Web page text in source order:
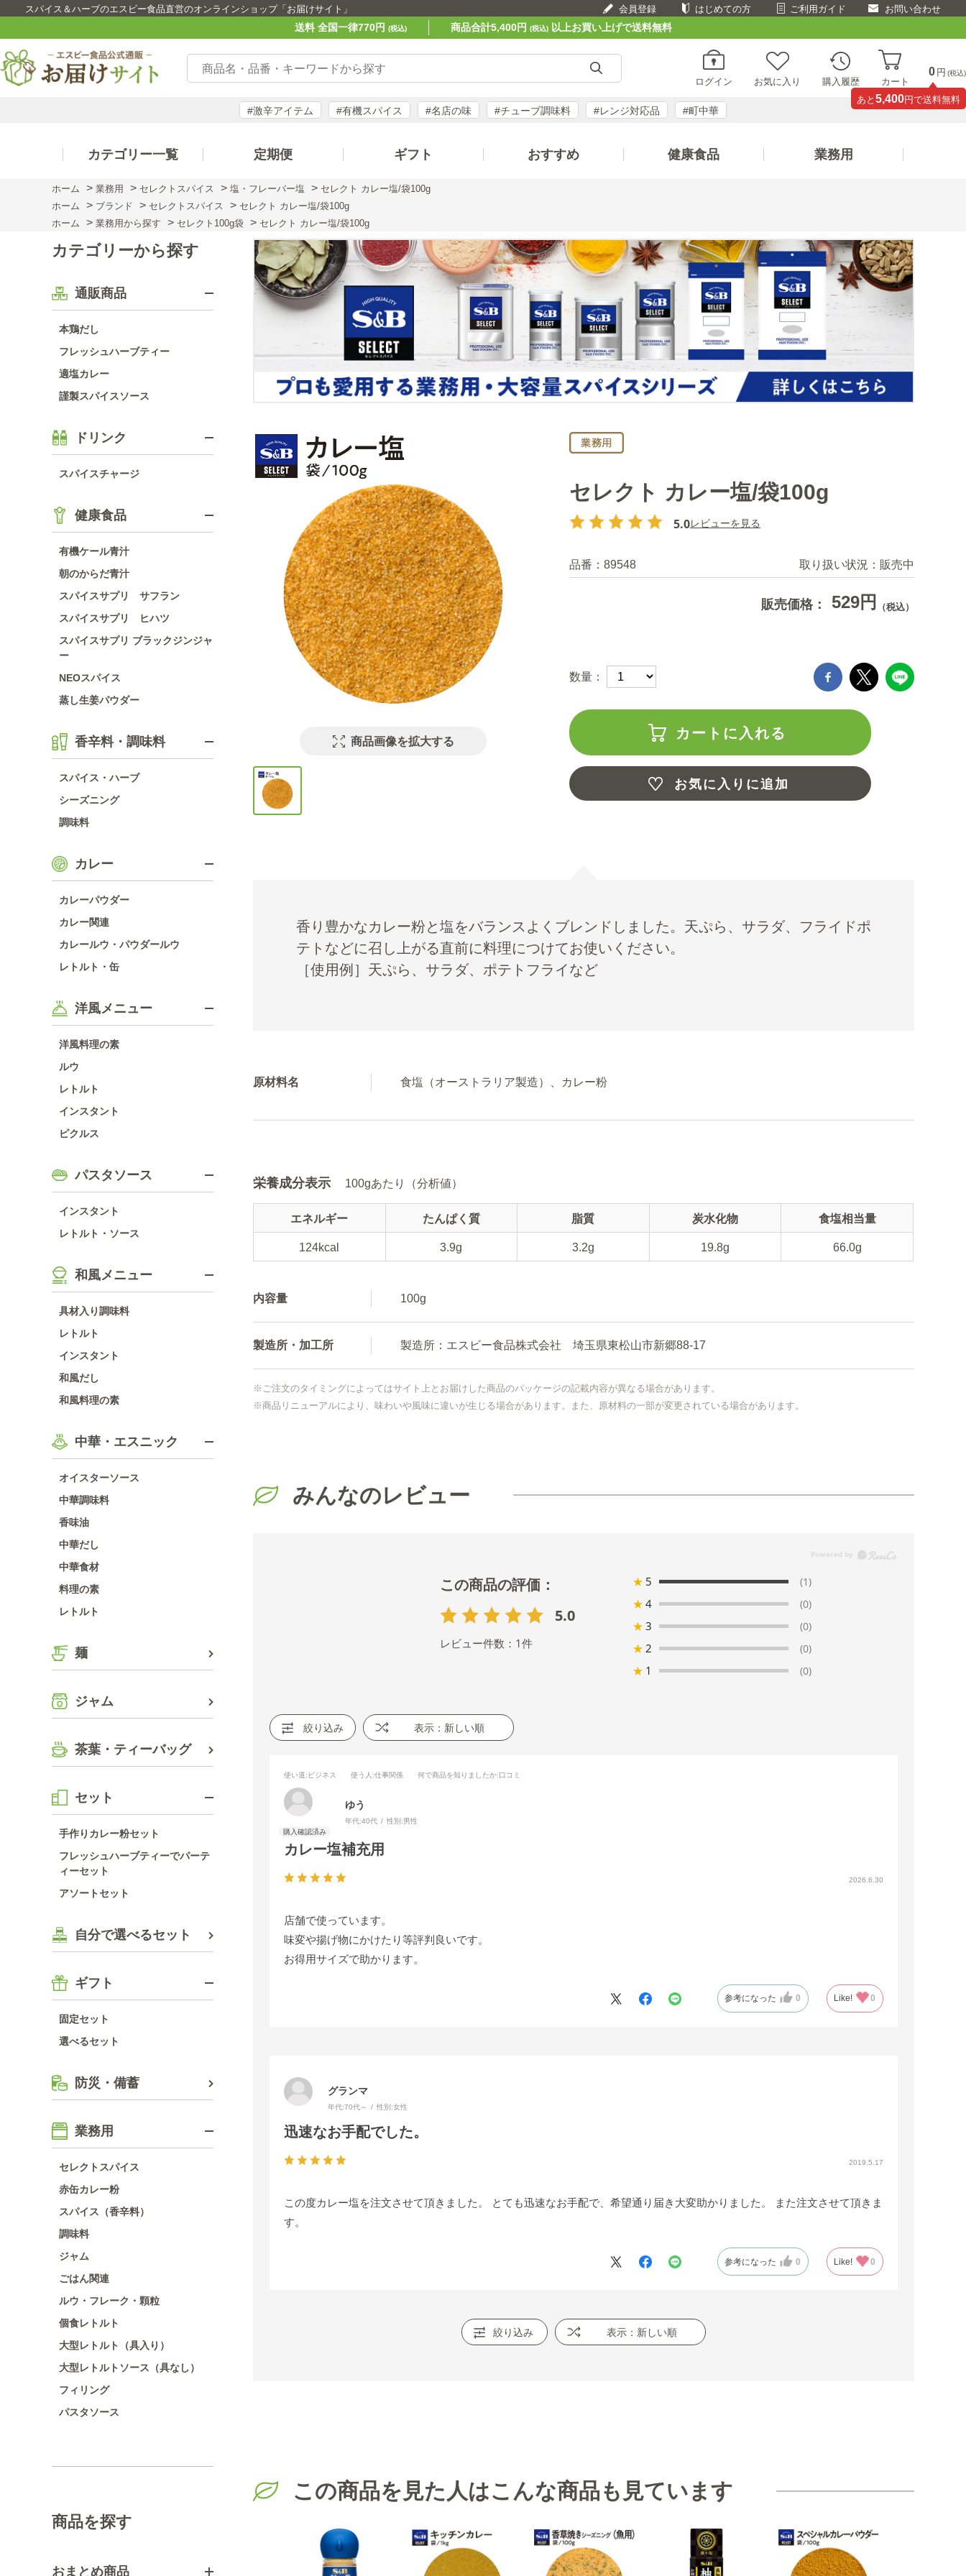
スパイス＆ハーブのエスビー食品直営のオンラインショップ「お届けサイト」 会員登録 はじめての方 ご利用ガイド お問い合わせ
送料 全国一律770円 (税込) 商品合計5,400円 (税込)以上お買い上げで送料無料
ログイン お気に入り 購入履歴 カート
0 円 (税込)
あと 5,400円で送料無料
#激辛アイテム #有機スパイス #名店の味 #チューブ調味料 #レンジ対応品 #町中華
カテゴリー一覧 定期便 ギフト おすすめ 健康食品 業務用
ホーム > 業務用 > セレクトスパイス > 塩・フレーバー塩 > セレクト カレー塩/袋100g
ホーム
> ブランド > セレクトスパイス > セレクト カレー塩/袋100g
ホーム
> 業務用から探す > セレクト100g袋 > セレクト カレー塩/袋100g
カテゴリーから探す
通販商品
本鶏だし
フレッシュハーブティー
適塩カレー
謹製スパイスソース
ドリンク
スパイスチャージ
健康食品
有機ケール青汁
朝のからだ青汁
スパイスサプリ サフラン
スパイスサプリ ヒハツ
スパイスサプリ ブラックジンジャ
ー
NEOスパイス
蒸し生姜パウダー
香辛料・調味料
スパイス・ハーブ
シーズニング
調味料
カレー
カレーパウダー
カレー関連
カレールウ・パウダールウ
レトルト・缶
洋風メニュー
洋風料理の素
ルウ
レトルト
インスタント
ピクルス
パスタソース
インスタント
レトルト・ソース
和風メニュー
具材入り調味料
レトルト
インスタント
和風だし
和風料理の素
中華・エスニック
オイスターソース
中華調味料
香味油
中華だし
中華食材
料理の素
レトルト
麺
ジャム
茶葉・ティーバッグ
セット
手作りカレー粉セット
フレッシュハーブティーでパーテ
ィーセット
アソートセット
自分で選べるセット
ギフト
固定セット
選べるセット
防災・備蓄
業務用
セレクトスパイス
赤缶カレー粉
スパイス（香辛料）
調味料
ジャム
ごはん関連
ルウ・フレーク・顆粒
個食レトルト
大型レトルト（具入り）
大型レトルトソース（具なし）
フィリング
パスタソース
商品を探す
おまとめ商品
商品画像を拡大する
セレクト カレー塩/袋100g
5.0レビューを見る
品番： 89548 取り扱い状況： 販売中
販売価格： 529円 （税込）
数量：
カートに入れる
お気に入りに追加
香り豊かなカレー粉と塩をバランスよくブレンドしました。天ぷら、サラダ、フライドポ
テトなどに召し上がる直前に料理につけてお使いください。
［使用例］天ぷら、サラダ、ポテトフライなど
原材料名 食塩（オーストラリア製造）、カレー粉
栄養成分表示 100gあたり（分析値）
エネルギー
124kcal
たんぱく質
3.9g
脂質
3.2g
炭水化物
19.8g
食塩相当量
66.0g
内容量 100g
製造所・加工所 製造所：エスビー食品株式会社 埼玉県東松山市新郷88-17
※ご注文のタイミングによってはサイト上とお届けした商品のパッケージの記載内容が異なる場合があります。
※商品リニューアルにより、味わいや風味に違いが生じる場合があります。また、原材料の一部が変更されている場合があります。
みんなのレビュー
5.0
レビュー件数： 1件
★ 5 (1)
★ 4 (0)
★ 3 (0)
★ 2 (0)
★ 1 (0)
絞り込み 表示：新しい順
2026.6.30
カレー塩補充用
使い道:ビジネス 使う人 :仕事関係 何で商品を知りましたか:口コミ
ゆう
年代:40代 性別:男性
店舗で使っています。
味変や揚げ物にかけたり等評判良いです。
お得用サイズで助かります。
参考になった 0 Like! 0
2019.5.17
迅速なお手配でした。
グランマ
年代:70代～ 性別:女性
この度カレー塩を注文させて頂きました。 とても迅速なお手配で、希望通り届き大変助かりました。 また注文させて頂きま
す。
参考になった 0 Like! 0
絞り込み 表示：新しい順
この商品を見た人はこんな商品も見ています